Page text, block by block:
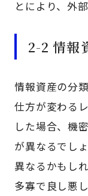
とにより、外
2-2 情報
情報資産の分
仕方が変わる
した場合、機
が異なるでし
異なるかもし
多寡で良し悪